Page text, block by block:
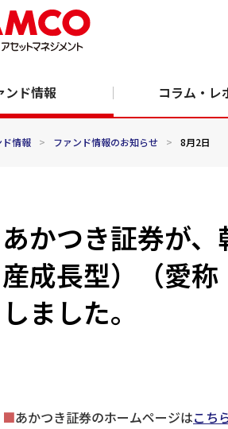
ンド情報 コラム・レ
ド情報 > ファンド情報のお知らせ > 8月2日
あかつき証券が
産成長型）（愛
しました。
■あかつき証券のホームページはこち